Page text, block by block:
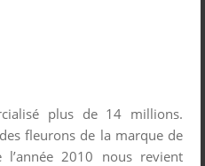
plus de 14 millions.
fleurons de la marque de
2010 nous revient